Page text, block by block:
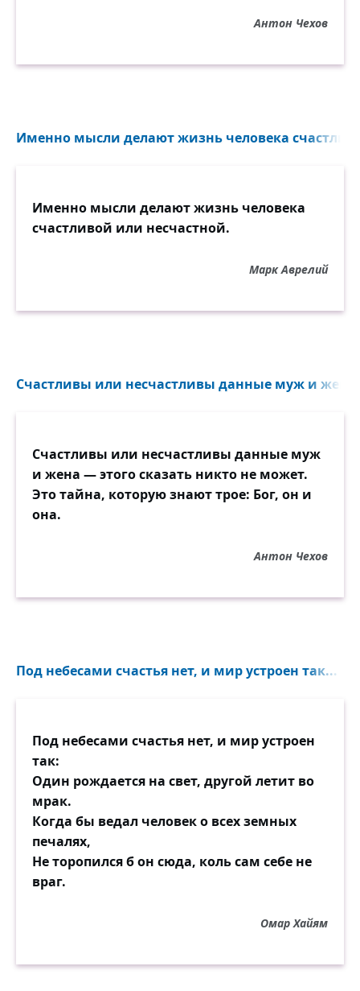
Антон Чехов
Именно мысли делают жизнь человека
Именно мысли делают жизнь человека
счастливой или несчастной.
Марк Аврелий
Счастливы или несчастливы данные муж и жена
Счастливы или несчастливы данные муж
и жена — этого сказать никто не может.
Это тайна, которую знают трое: Бог, он и
она.
Антон Чехов
Под небесами счастья нет, и мир устроен так...
Под небесами счастья нет, и мир устроен
так:
Один рождается на свет, другой летит во
мрак.
Когда бы ведал человек о всех земных
печалях,
Не торопился б он сюда, коль сам себе не
враг.
Омар Хайям